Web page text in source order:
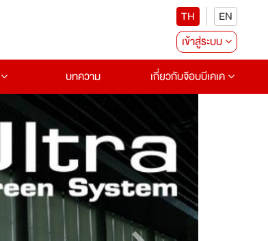
TH
EN
เข้าสู่ระบบ
บทความ เกี่ยวกับจ๊อบบีเคเค